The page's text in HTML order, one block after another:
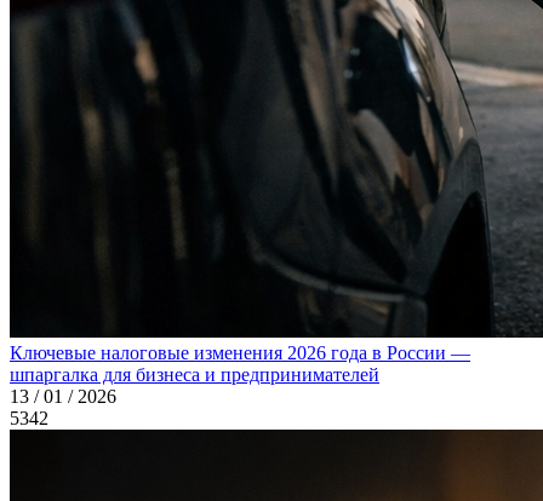
Ключевые налоговые изменения 2026 года в России —
шпаргалка для бизнеса и предпринимателей
13 / 01 / 2026
5342